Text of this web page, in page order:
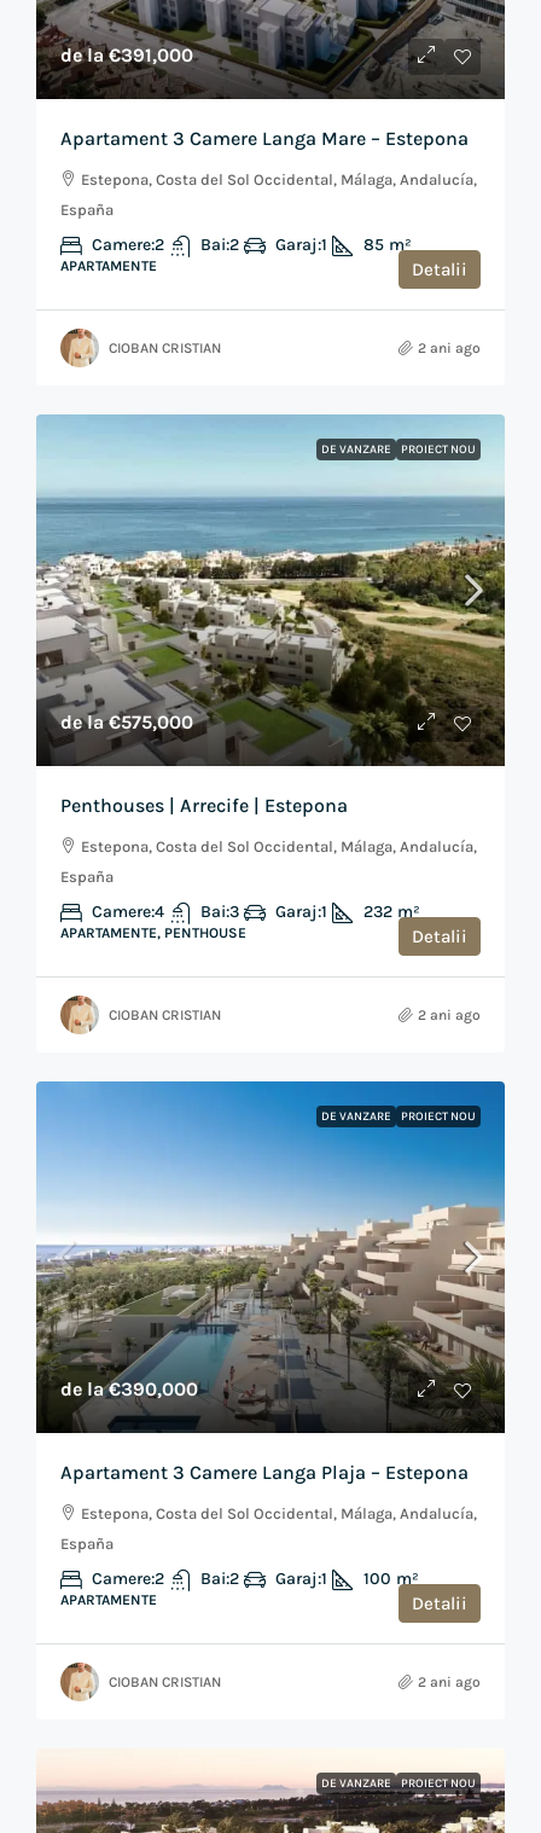
de la€391,000
Apartament 3 Camere Langa Mare – Estepona
Estepona, Costa del Sol Occidental, Málaga, Andalucía,
España
Camere:2 Bai:2 Garaj:1 85 m²
APARTAMENTE Detalii
CIOBAN CRISTIAN 2 ani ago
DE VANZARE PROIECT NOU
de la€575,000
Penthouses | Arrecife | Estepona
Estepona, Costa del Sol Occidental, Málaga, Andalucía,
España
Camere:4 Bai:3 Garaj:1 232 m²
APARTAMENTE, PENTHOUSE Detalii
CIOBAN CRISTIAN 2 ani ago
DE VANZARE PROIECT NOU
de la€390,000
Apartament 3 Camere Langa Plaja – Estepona
Estepona, Costa del Sol Occidental, Málaga, Andalucía,
España
Camere:2 Bai:2 Garaj:1 100 m²
APARTAMENTE Detalii
CIOBAN CRISTIAN 2 ani ago
DE VANZARE PROIECT NOU